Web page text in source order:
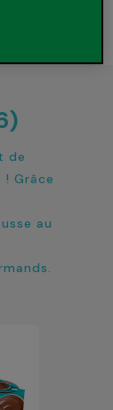
de
Grâce
au